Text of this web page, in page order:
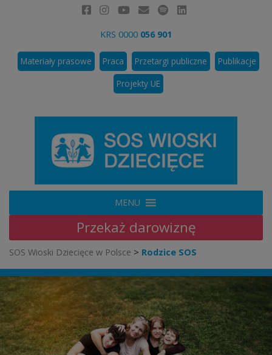
KRS 0000 056 901
Materiały prasowe Praca Przetargi publiczne
Publikacje
Projekty UE
MENU
Przekaż darowiznę
SOS Wioski Dziecięce w Polsce > Rodzice SOS